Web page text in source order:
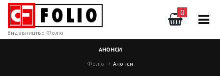
0
Видавництво Фоліо
АНОНСИ
Фоліо
Анонси